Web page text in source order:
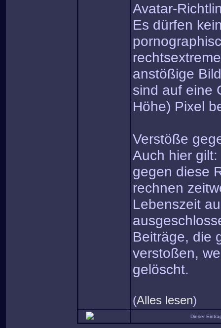
Avatar-
Es dürfen
anstößige
sind auf eine
Höhe) Pixel
Verstöße
Auch hier
gegen diese
rechnen
Lebenszeit
Beiträge, die
verstoßen,
gelöscht.
(Alles lesen)
Dieser